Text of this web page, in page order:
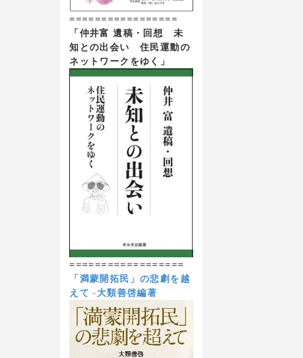
=================
「仲井富 遺稿・回想 未
知との出会い 住民運動の
ネットワークをゆく」
==================
「満蒙開拓民」の悲劇を越
えて -大類善啓編著